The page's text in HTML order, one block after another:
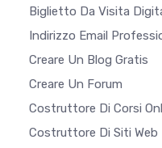
Biglietto Da Visita
Indirizzo Email
Creare Un Blog Gratis
Creare Un Forum
Costruttore Di Corsi
Costruttore Di Siti Web